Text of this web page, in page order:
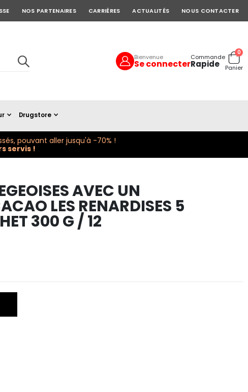
NOS PARTENAIRES CARRIÈRES ACTUALITÉS NOUS CONTACTER
Bienvenue
Se connecter
Commande
Rapide Cart
0
Panier
Drugstore
pouvant aller jusqu'à -70% !
servis !
AVEC UN
LES RENARDISES 5
300 G / 12